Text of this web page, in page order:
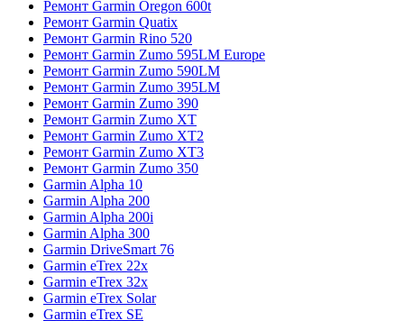
Ремонт Garmin Oregon 600t
Ремонт Garmin Quatix
Ремонт Garmin Rino 520
Ремонт Garmin Zumo 595LM Europe
Ремонт Garmin Zumo 590LM
Ремонт Garmin Zumo 395LM
Ремонт Garmin Zumo 390
Ремонт Garmin Zumo XT
Ремонт Garmin Zumo XT2
Ремонт Garmin Zumo XT3
Ремонт Garmin Zumo 350
Garmin Alpha 10
Garmin Alpha 200
Garmin Alpha 200i
Garmin Alpha 300
Garmin DriveSmart 76
Garmin eTrex 22x
Garmin eTrex 32x
Garmin eTrex Solar
Garmin eTrex SE